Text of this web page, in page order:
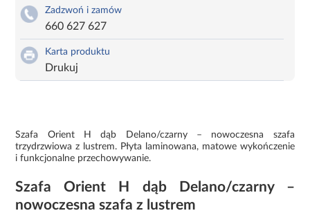
Zadzwoń i zamów
660 627 627
Karta produktu
Drukuj
Szafa Orient H dąb Delano/czarny – nowoczesna szafa
trzydrzwiowa z lustrem. Płyta laminowana, matowe wykończenie
i funkcjonalne przechowywanie.
Szafa Orient H dąb Delano/czarny –
nowoczesna szafa z lustrem